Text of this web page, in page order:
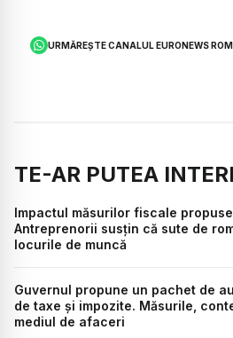
URMĂREȘTE CANALUL EURONEWS
TE-AR PUTEA
Impactul măsurilor fiscale
Antreprenorii susțin că sute de
locurile de muncă
Guvernul propune un pachet de
de taxe și impozite. Măsurile,
mediul de afaceri